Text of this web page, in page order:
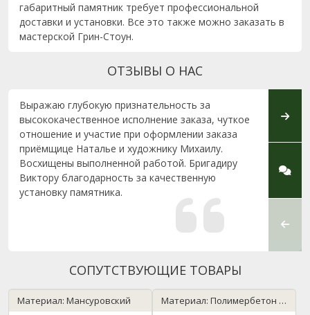
габаритный памятник требует профессиональной
доставки и установки. Все это также можно заказать в
мастерской Грин-Стоун.
ОТЗЫВЫ О НАС
Выражаю глубокую признательность за
высококачественное исполнение заказа, чуткое
отношение и участие при оформлении заказа
приёмщице Наталье и художнику Михаилу.
Восхищены выполненной работой. Бригадиру
Виктору благодарность за качественную
установку памятника.
с
СОПУТСТВУЮЩИЕ ТОВАРЫ
Материал: Мансуровский Материал: Полимербетон / темный гранит